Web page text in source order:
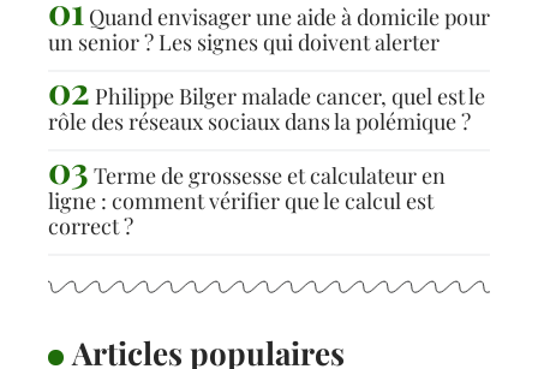
Quand envisager une aide à domicile pour
un senior ? Les signes qui doivent alerter
Philippe Bilger malade cancer, quel est le
rôle des réseaux sociaux dans la polémique ?
Terme de grossesse et calculateur en
ligne : comment vérifier que le calcul est
correct ?
Articles populaires